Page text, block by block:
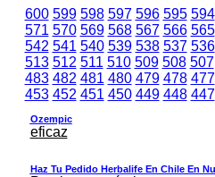
600 599 598 597 596 595 594
571 570 569 568 567 566 565
542 541 540 539 538 537 536
513 512 511 510 509 508 507
483 482 481 480 479 478 477
453 452 451 450 449 448 447
Ozempic
eficaz
Haz Tu Pedido Herbalife En Chile En